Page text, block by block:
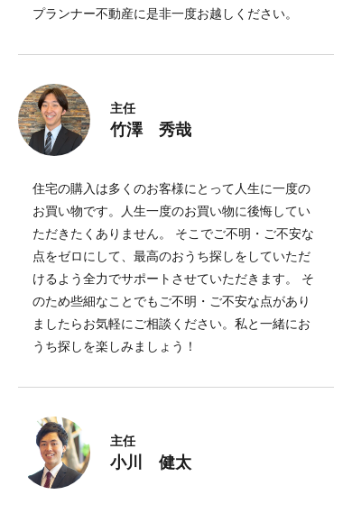
プランナー不動産に是非一度お越しください。
主任
竹澤 秀哉
住宅の購入は多くのお客様にとって人生に一度の
お買い物です。人生一度のお買い物に後悔してい
ただきたくありません。 そこでご不明・ご不安な
点をゼロにして、最高のおうち探しをしていただ
けるよう全力でサポートさせていただきます。 そ
のため些細なことでもご不明・ご不安な点があり
ましたらお気軽にご相談ください。私と一緒にお
うち探しを楽しみましょう！
主任
小川 健太